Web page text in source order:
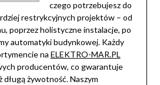
czego potrzebujesz do
restrykcyjnych projektów – od
poprzez holistyczne instalacje, po
automatyki budynkowej. Każdy
na ELEKTRO-MAR.PL
producentów, co gwarantuje
żywotność. Naszym